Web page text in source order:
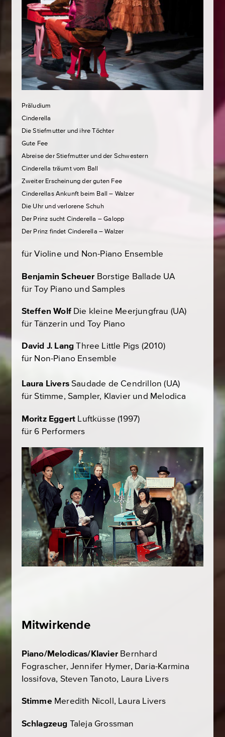
Präludium
Cinderella
Die Stiefmutter und ihre Töchter
Gute Fee
Abreise der Stiefmutter und der Schwestern
Cinderella träumt vom Ball
Zweiter Erscheinung der guten Fee
Cinderellas Ankunft beim Ball – Walzer
Die Uhr und verlorene Schuh
Der Prinz sucht Cinderella – Galopp
Der Prinz findet Cinderella – Walzer
für Violine und Non-Piano Ensemble
Benjamin Scheuer Borstige Ballade UA
für Toy Piano und Samples
Steffen Wolf Die kleine Meerjungfrau (UA)
für Tänzerin und Toy Piano
David J. Lang Three Little Pigs (2010)
für Non-Piano Ensemble
Laura LiversSaudade de Cendrillon (UA)
für Stimme, Sampler, Klavier und Melodica
Moritz Eggert Luftküsse (1997)
für 6 Performers
Mitwirkende
Piano/Melodicas/Klavier Bernhard
Fograscher, Jennifer Hymer, Daria-Karmina
Iossifova, Steven Tanoto, Laura Livers
Stimme Meredith Nicoll, Laura Livers
Schlagzeug Taleja Grossman